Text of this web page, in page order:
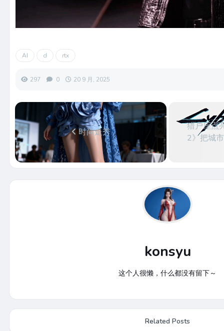
AI d rtx
297 0 20 9 月, 2025
时尚走秀
猎户座点
2》把城
konsyu
这个人很懒，什么都没有留下～
Related Posts